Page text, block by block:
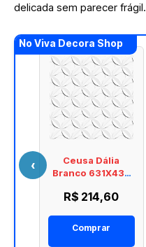
delicada sem parecer frágil.
No Viva Decora Shop
Ceusa Dália
Branco 631X437
R$ 214,60
Comprar
‹